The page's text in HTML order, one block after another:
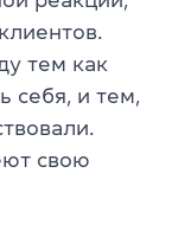
тем как
себя, и тем,
свою